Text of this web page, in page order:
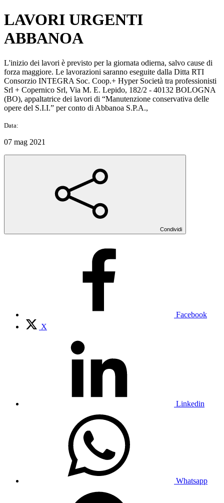
LAVORI URGENTI
ABBANOA
L'inizio dei lavori è previsto per la giornata odierna, salvo cause di
forza maggiore. Le lavorazioni saranno eseguite dalla Ditta RTI
Consorzio INTEGRA Soc. Coop.+ Hyper Società tra professionisti
Srl + Copernico Srl, Via M. E. Lepido, 182/2 - 40132 BOLOGNA
(BO), appaltatrice dei lavori di “Manutenzione conservativa delle
opere del S.I.I.” per conto di Abbanoa S.P.A.,
Data:
07 mag 2021
Condividi
Facebook
X
Linkedin
Whatsapp